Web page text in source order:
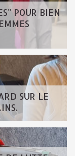
POUR BIEN
SUR LE